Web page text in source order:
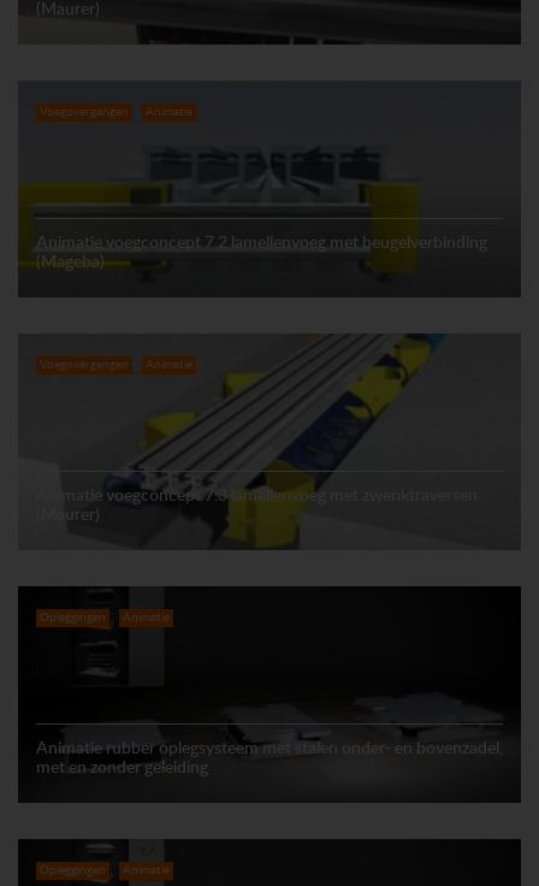
(Maurer)
Voegovergangen Animatie
Animatie voegconcept 7.2 lamellenvoeg met beugelverbinding
(Mageba)
Voegovergangen Animatie
Animatie voegconcept 7.3 lamellenvoeg met zwenktraversen
(Maurer)
Opleggingen Animatie
Animatie rubber oplegsysteem met stalen onder- en bovenzadel,
met en zonder geleiding
Opleggingen Animatie